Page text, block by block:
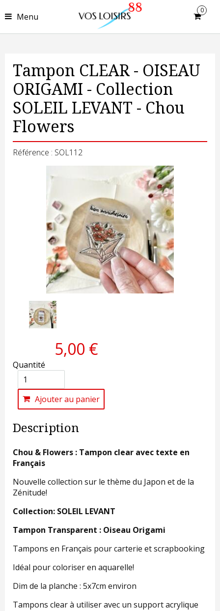
Menu
0
Tampon CLEAR - OISEAU
ORIGAMI - Collection
SOLEIL LEVANT - Chou
Flowers
Référence : SOL112
5,00 €
Quantité
Ajouter au panier
Description
Chou & Flowers : Tampon clear avec texte en
Français
Nouvelle collection sur le thème du Japon et de la
Zénitude!
Collection: SOLEIL LEVANT
Tampon Transparent : Oiseau Origami
Tampons en Français pour carterie et scrapbooking
Idéal pour coloriser en aquarelle!
Dim de la planche : 5x7cm environ
Tampons clear à utiliser avec un support acrylique